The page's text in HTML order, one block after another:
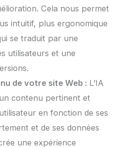
Cela nous permet
intuitif, plus ergonomique
se traduit par une
utilisateurs et une
de votre site Web : L’IA
contenu pertinent et
en fonction de ses
et de ses données
une expérience